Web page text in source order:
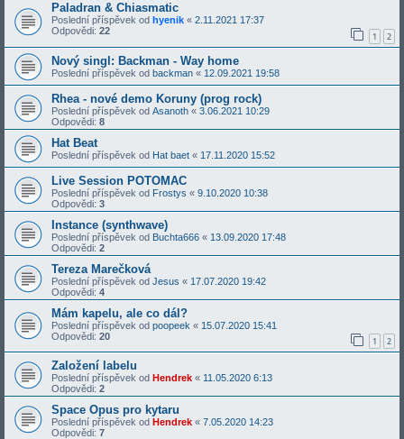
Paladran & Chiasmatic
Poslední příspěvek od hyenik « 2.11.2021 17:37
Odpovědi: 22 1 2
Nový singl: Backman - Way home
Poslední příspěvek od backman « 12.09.2021 19:58
Rhea - nové demo Koruny (prog rock)
Poslední příspěvek od Asanoth « 3.06.2021 10:29
Odpovědi: 8
Hat Beat
Poslední příspěvek od Hat baet « 17.11.2020 15:52
Live Session POTOMAC
Poslední příspěvek od Frostys « 9.10.2020 10:38
Odpovědi: 3
Instance (synthwave)
Poslední příspěvek od Buchta666 « 13.09.2020 17:48
Odpovědi: 2
Tereza Marečková
Poslední příspěvek od Jesus « 17.07.2020 19:42
Odpovědi: 4
Mám kapelu, ale co dál?
Poslední příspěvek od poopeek « 15.07.2020 15:41
Odpovědi: 20 1 2
Založení labelu
Poslední příspěvek od Hendrek « 11.05.2020 6:13
Odpovědi: 2
Space Opus pro kytaru
Poslední příspěvek od Hendrek « 7.05.2020 14:23
Odpovědi: 7